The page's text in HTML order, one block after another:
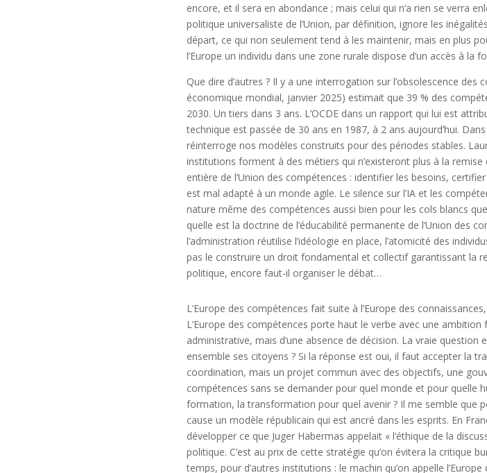
encore, et il sera en abondance ; mais celui qui n’a rien se verra
politique universaliste de l’Union, par définition, ignore les
départ, ce qui non seulement tend à les maintenir, mais en plus
l’Europe un individu dans une zone rurale dispose d’un accès à la
Que dire d’autres ? Il y a une interrogation sur l’obsolescence
économique mondial, janvier 2025) estimait que 39 % des
2030. Un tiers dans 3 ans. L’OCDE dans un rapport qui lui est
technique est passée de 30 ans en 1987, à 2 ans aujourd’hui.
réinterroge nos modèles construits pour des périodes stables.
institutions forment à des métiers qui n’existeront plus à la
entière de l’Union des compétences : identifier les besoins,
est mal adapté à un monde agile. Le silence sur l’IA et les
nature même des compétences aussi bien pour les cols blancs
quelle est la doctrine de l’éducabilité permanente de l’Union des
l’administration réutilise l’idéologie en place, l’atomicité des
pas le construire un droit fondamental et collectif garantissant la
politique, encore faut-il organiser le débat…
L’Europe des compétences fait suite à l’Europe des
L’Europe des compétences porte haut le verbe avec une
administrative, mais d’une absence de décision. La vraie question
ensemble ses citoyens ? Si la réponse est oui, il faut accepter la
coordination, mais un projet commun avec des objectifs, une
compétences sans se demander pour quel monde et pour quelle
formation, la transformation pour quel avenir ? Il me semble que
cause un modèle républicain qui est ancré dans les esprits. En
développer ce que Juger Habermas appelait « l’éthique de la
politique. C’est au prix de cette stratégie qu’on évitera la critique
temps, pour d’autres institutions : le machin qu’on appelle